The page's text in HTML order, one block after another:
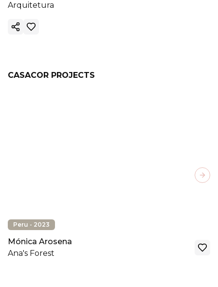
Arquitetura
Copy ink
CASACOR PROJECTS
Peru - 2023
Mónica Arosena
Ana's Forest